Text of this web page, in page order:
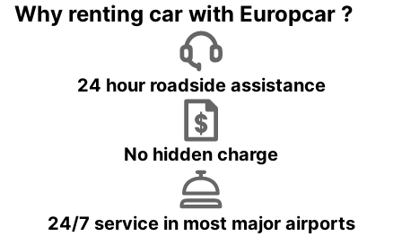
Why renting car with Europcar ?
24 hour roadside assistance
No hidden charge
24/7 service in most major airports